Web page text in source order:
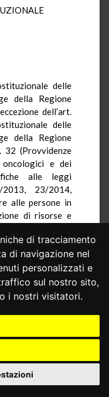
di tracciamento
di navigazione nel
personalizzati e
sul nostro sito,
i nostri visitatori.
delle
della Regione
dell’art.
delle
della Regione
32 (Provvidenze
e dei
alle leggi
23/2014,
alle persone in
di risorse e
imposta
per il periodo
2014), ad
la questione di
12 della legge
ed in relazione
a), dello statuto
Consiglio dei